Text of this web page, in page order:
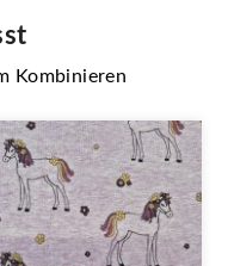
Kombinieren